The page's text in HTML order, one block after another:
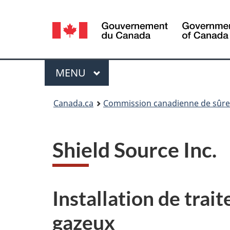
Sélection
de
la
langue
Menu
MENU PRINCIPAL
Canada.ca Commission canadienne de
Shield Source Inc.
Installation de
gazeux